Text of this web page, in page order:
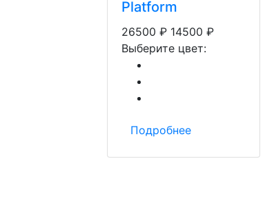
Platform
26500 ₽ 14500 ₽
Выберите цвет:
Подробнее